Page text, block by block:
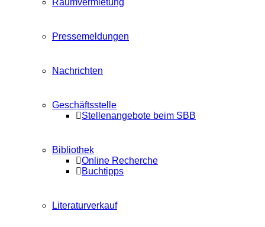
Raumvermietung
Pressemeldungen
Nachrichten
Geschäftsstelle
Stellenangebote beim SBB
Bibliothek
Online Recherche
Buchtipps
Literaturverkauf